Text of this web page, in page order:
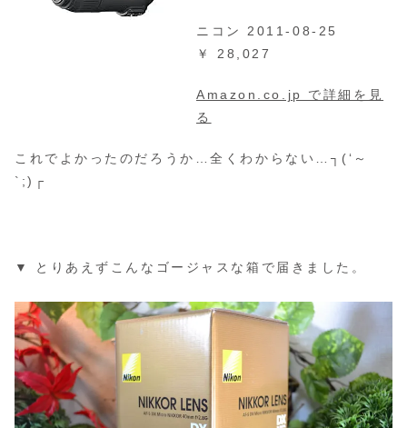
ニコン 2011-08-25
￥ 28,027
Amazon.co.jp で詳細を見
る
これでよかったのだろうか…全くわからない…┐(‘～
`;)┌
▼ とりあえずこんなゴージャスな箱で届きました。